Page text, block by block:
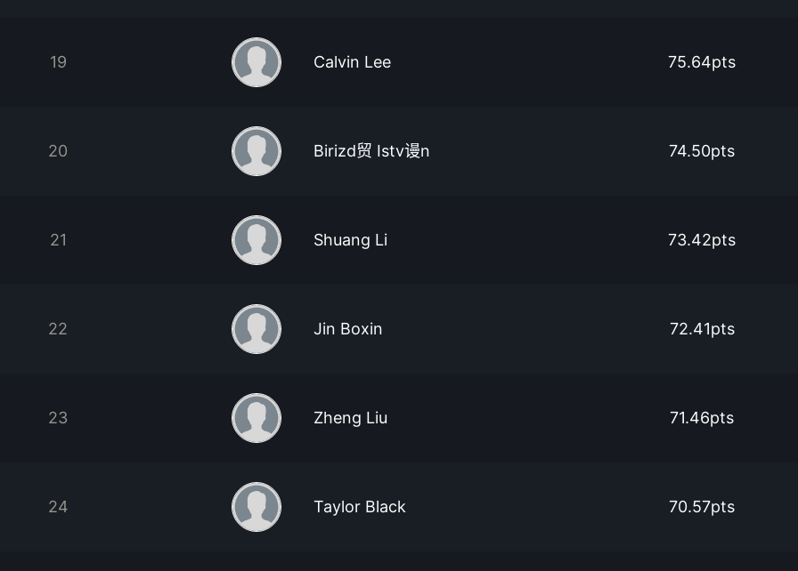
19 Calvin Lee 75.64pts
20 Birizd贸 Istv谩n 74.50pts
21 Shuang Li 73.42pts
22 Jin Boxin 72.41pts
23 Zheng Liu 71.46pts
24 Taylor Black 70.57pts